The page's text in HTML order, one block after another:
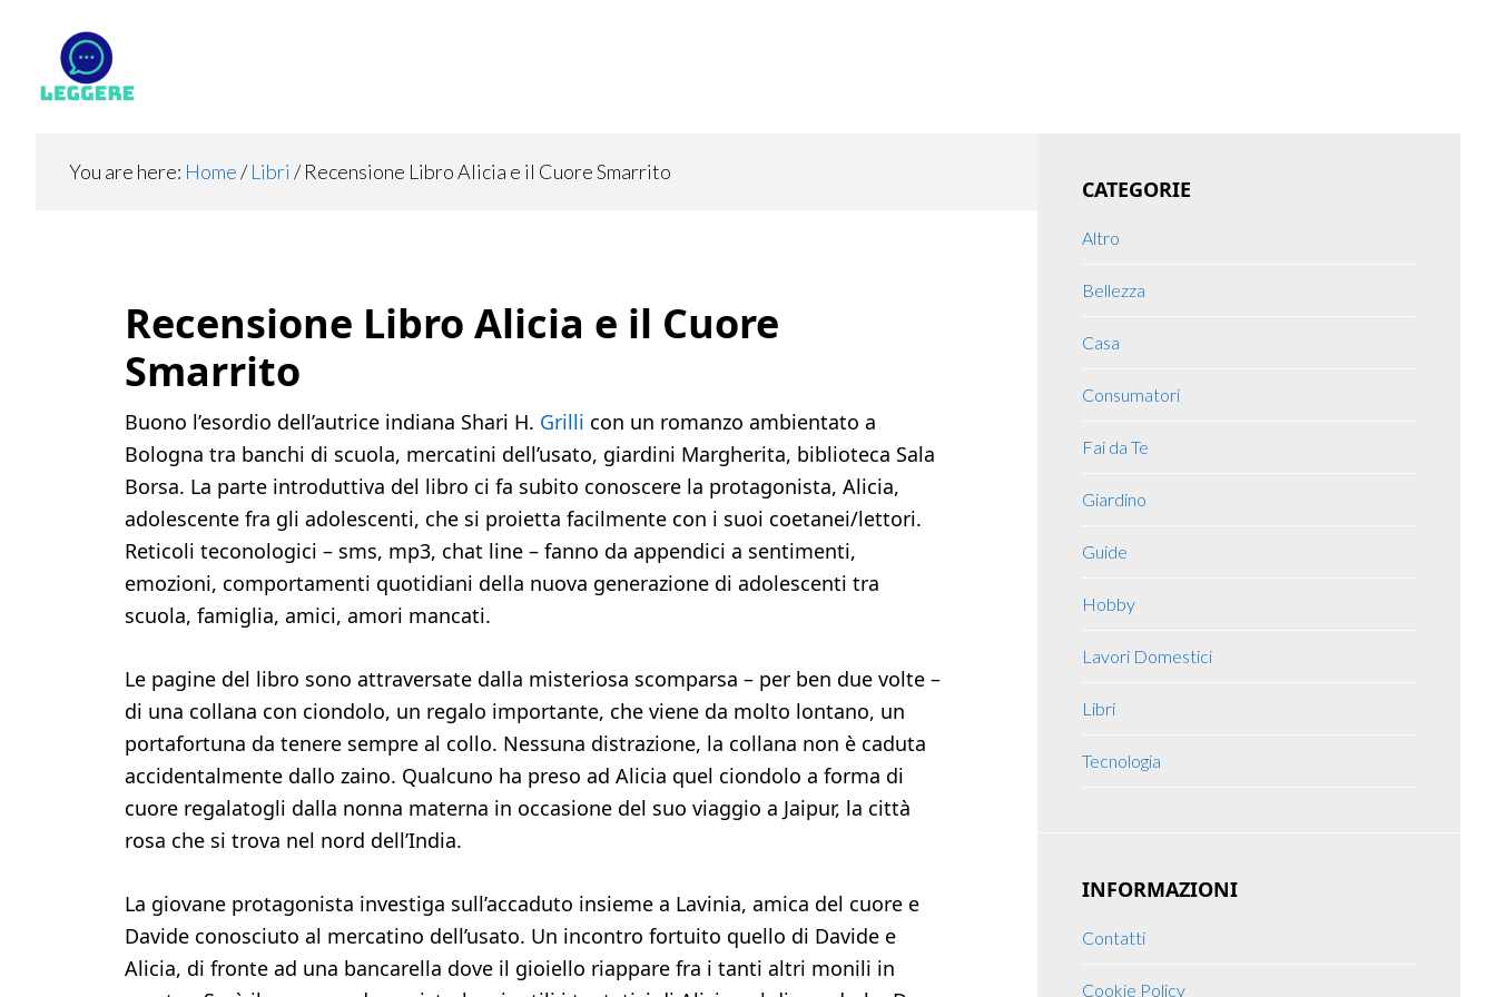
primary
footer
You are here: Home/ Libri /Recensione Libro Alicia e il Cuore Smarrito
Recensione Libro Alicia e il Cuore
Smarrito
Buono l’esordio dell’autrice indiana Shari H. Grilli con un romanzo ambientato a
Bologna tra banchi di scuola, mercatini dell’usato, giardini Margherita, biblioteca Sala
Borsa. La parte introduttiva del libro ci fa subito conoscere la protagonista, Alicia,
adolescente fra gli adolescenti, che si proietta facilmente con i suoi coetanei/lettori.
Reticoli teconologici – sms, mp3, chat line – fanno da appendici a sentimenti,
emozioni, comportamenti quotidiani della nuova generazione di adolescenti tra
scuola, famiglia, amici, amori mancati.
Le pagine del libro sono attraversate dalla misteriosa scomparsa – per ben due volte –
di una collana con ciondolo, un regalo importante, che viene da molto lontano, un
portafortuna da tenere sempre al collo. Nessuna distrazione, la collana non è caduta
accidentalmente dallo zaino. Qualcuno ha preso ad Alicia quel ciondolo a forma di
cuore regalatogli dalla nonna materna in occasione del suo viaggio a Jaipur, la città
rosa che si trova nel nord dell’India.
La giovane protagonista investiga sull’accaduto insieme a Lavinia, amica del cuore e
Davide conosciuto al mercatino dell’usato. Un incontro fortuito quello di Davide e
Alicia, di fronte ad una bancarella dove il gioiello riappare fra i tanti altri monili in
Sidebar
CATEGORIE
Altro
Bellezza
Casa
Consumatori
Fai da Te
Giardino
Guide
Hobby
Lavori Domestici
Libri
Tecnologia
INFORMAZIONI
Contatti
Cookie Policy